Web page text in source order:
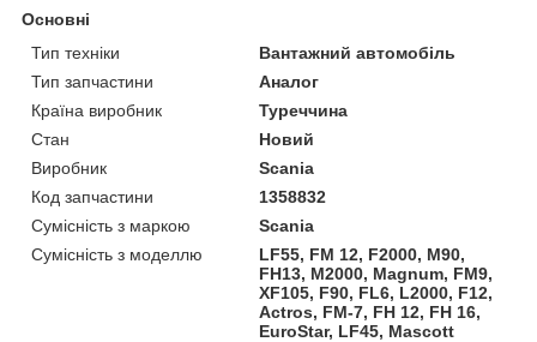
Основні
Тип техніки
Вантажний автомобіль
Тип запчастини
Аналог
Країна виробник
Туреччина
Стан
Новий
Виробник
Scania
Код запчастини
1358832
Сумісність з маркою
Scania
Сумісність з моделлю
LF55, FM 12, F2000, M90,
FH13, M2000, Magnum, FM9,
XF105, F90, FL6, L2000, F12,
Actros, FM-7, FH 12, FH 16,
EuroStar, LF45, Mascott